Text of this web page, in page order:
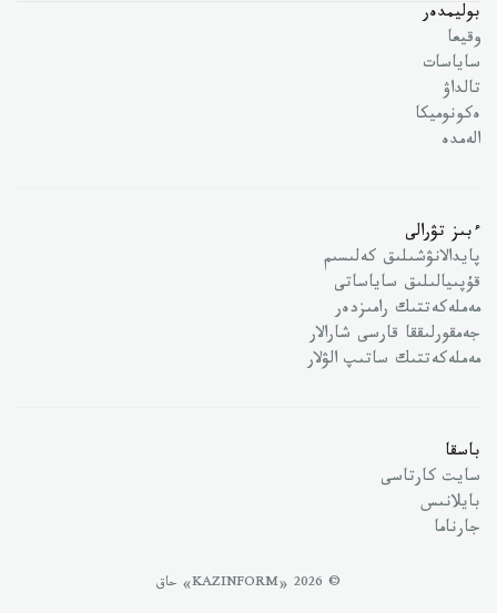
بوليمدەر
وقيعا
ساياسات
تالداۋ
ەكونوميكا
الەمدە
ءبىز تۋرالى
پايدالانۋشىلىق كەلىسىم
قۇپىيالىلىق ساياساتى
مەملەكەتتىك رامىزدەر
جەمقورلىققا قارسى شارالار
مەملەكەتتىك ساتىپ الۋلار
باسقا
سايت كارتاسى
بايلانىس
جارناما
© 2026 «KAZINFORM» حاق